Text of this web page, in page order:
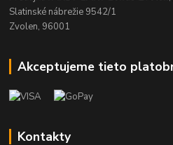
Slatinské nábrežie 9542/1
Zvolen, 96001
Akceptujeme tieto
Kontakty